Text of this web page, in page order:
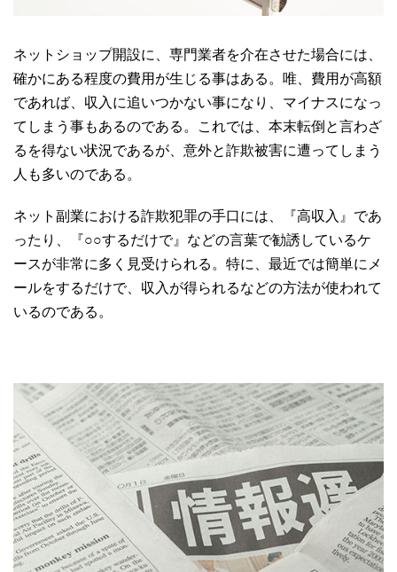
ネットショップ開設に、専門業者を介在させた場合には、
確かにある程度の費用が生じる事はある。唯、費用が高額
であれば、収入に追いつかない事になり、マイナスになっ
てしまう事もあるのである。これでは、本末転倒と言わざ
るを得ない状況であるが、意外と詐欺被害に遭ってしまう
人も多いのである。
ネット副業における詐欺犯罪の手口には、『高収入』であ
ったり、『○○するだけで』などの言葉で勧誘しているケ
ースが非常に多く見受けられる。特に、最近では簡単にメ
ールをするだけで、収入が得られるなどの方法が使われて
いるのである。